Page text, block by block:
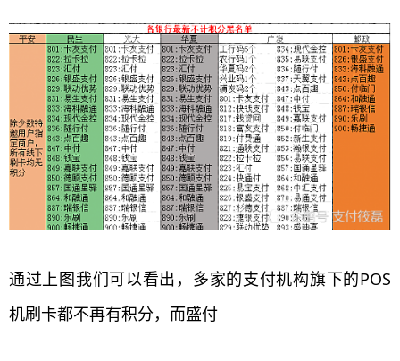
通过上图我们可以看出，多家的支付机构旗下的POS
机刷卡都不再有积分，而盛付